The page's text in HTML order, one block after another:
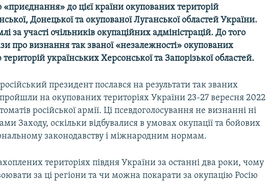
«приєднання» до цієї країни окупованих територій
Донецької та окупованої Луганської областей України.
за участі очільників окупаційних адміністрацій. До того
про визнання так званої «незалежності» окупованих
українських Херсонської та Запорізької областей.
президент послався на результати так званих
на окупованих територіях України 23-27 вересня 2022
російської армії. Ці псевдоголосування не визнанні ні
Заходу, оскільки відбувалися в умовах окупації та бойових
законодавству і міжнародним нормам.
територіях півдня України за останні два роки, чому
за ці регіони та чи можна покарати за окупацію Росію